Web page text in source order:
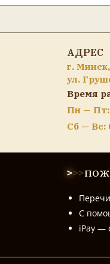
АДРЕС
г. Минск,
ул.
Время
Пн — Пт:
Сб — Вс:
>>>
С
iPay —